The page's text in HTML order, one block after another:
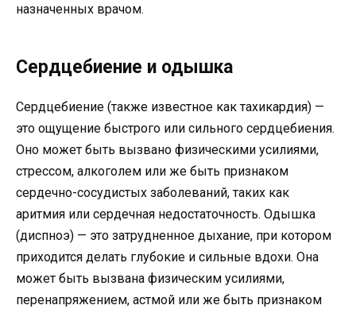
назначенных врачом.
Сердцебиение и одышка
Сердцебиение (также известное как тахикардия) —
это ощущение быстрого или сильного сердцебиения.
Оно может быть вызвано физическими усилиями,
стрессом, алкоголем или же быть признаком
сердечно-сосудистых заболеваний, таких как
аритмия или сердечная недостаточность. Одышка
(диспноэ) — это затрудненное дыхание, при котором
приходится делать глубокие и сильные вдохи. Она
может быть вызвана физическим усилиями,
перенапряжением, астмой или же быть признаком